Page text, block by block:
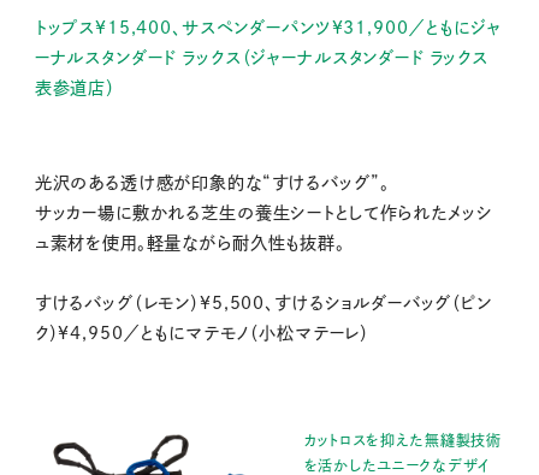
トップス¥15,400、サスペンダーパンツ¥31,900／ともにジャ
ーナルスタンダード ラックス（ジャーナルスタンダード ラックス
表参道店）
光沢のある透け感が印象的な“すけるバッグ”。
サッカー場に敷かれる芝生の養生シートとして作られたメッシ
ュ素材を使用。軽量ながら耐久性も抜群。
すけるバッグ（レモン）¥5,500、すけるショルダーバッグ（ピン
ク）¥4,950／ともにマテモノ（小松マテーレ）
カットロスを抑えた無縫製技術
を活かしたユニークなデザイ